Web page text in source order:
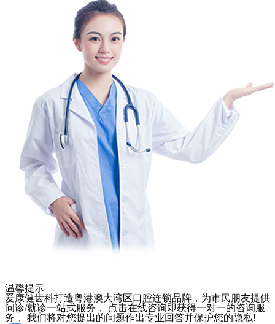
温馨提示
爱康健齿科打造粤港澳大湾区口腔连锁品牌，为市民朋友提供
问诊/就诊一站式服务， 点击在线咨询即获得一对一的咨询服
务， 我们将对您提出的问题作出专业回答并保护您的隐私!